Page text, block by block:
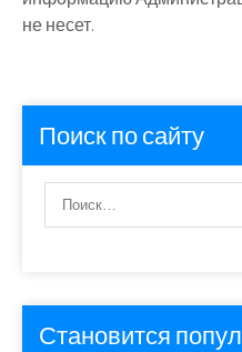
не несет.
Поиск по сайту
Становится